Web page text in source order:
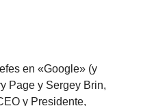
en «Google» (y
Page y Sergey Brin,
y Presidente,